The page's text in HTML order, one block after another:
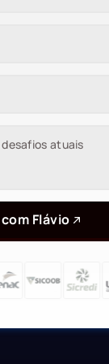
Flávio